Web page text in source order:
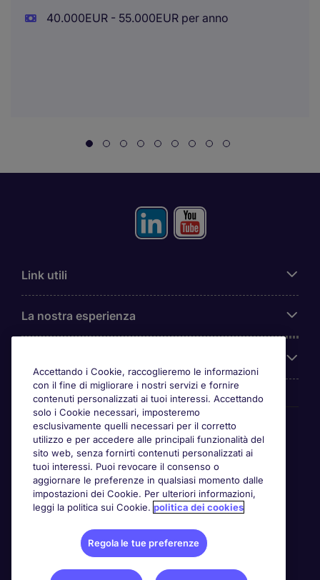
40.000EUR - 55.000EUR per anno
Link utili
La nostra esperienza
Awards
Accettando i Cookie, raccoglieremo le informazioni
con il fine di migliorare i nostri servizi e fornire
contenuti personalizzati ai tuoi interessi. Accettando
solo i Cookie necessari, imposteremo
esclusivamente quelli necessari per il corretto
utilizzo e per accedere alle principali funzionalità del
sito web, senza fornirti contenuti personalizzati ai
tuoi interessi. Puoi revocare il consenso o
aggiornare le preferenze in qualsiasi momento dalle
impostazioni dei Cookie. Per ulteriori informazioni,
leggi la politica sui Cookie. politica dei cookies
Regola le tue preferenze